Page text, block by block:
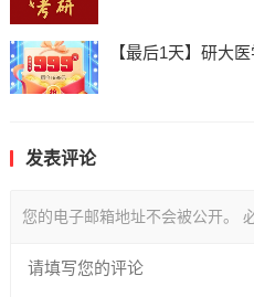
【最后1天】研大
发表评论
您的电子邮箱地址不会被公开。